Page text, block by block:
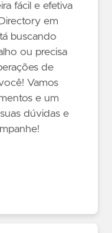
fácil e efetiva
em
buscando
ou precisa
de
Vamos
e um
dúvidas e